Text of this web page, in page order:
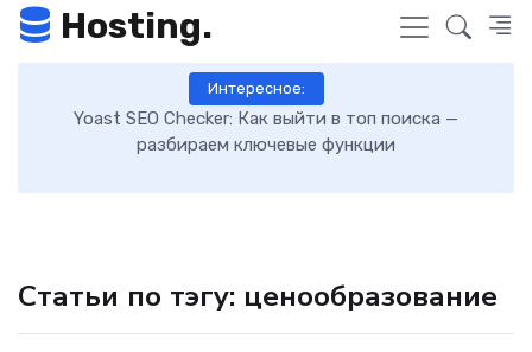
Hosting.
Интересное:
Yoast SEO Checker: Как выйти в топ поиска —
разбираем ключевые функции
Статьи по тэгу: ценообразование